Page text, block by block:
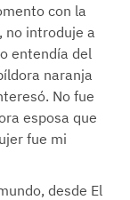
con la
no introduje a
entendía del
naranja
No fue
esposa que
fue mi
desde El